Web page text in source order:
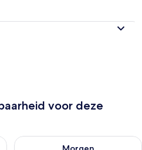
voor deze
voor vanavond aug 6 - aug 7
De beschikbaarheid